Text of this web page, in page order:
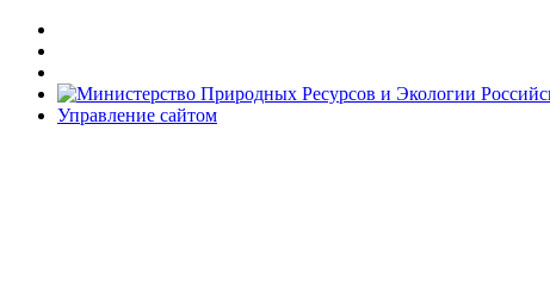
Управление сайтом